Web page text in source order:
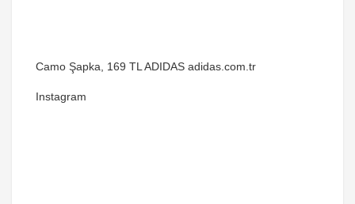
Camo Şapka, 169 TL ADIDAS adidas.com.tr
Instagram